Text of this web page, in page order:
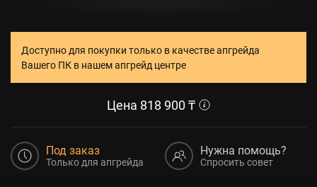
Доступно для покупки только в качестве апгрейда
Вашего ПК в нашем апгрейд центре
Цена 818 900 ₸
Под заказ
Только для апгрейда
Нужна помощь?
Спросить совет